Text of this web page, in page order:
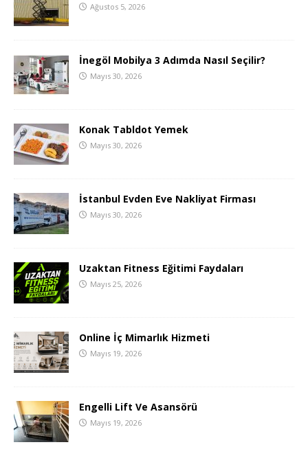
Ağustos 5, 2026
İnegöl Mobilya 3 Adımda Nasıl Seçilir?
Mayıs 30, 2026
Konak Tabldot Yemek
Mayıs 30, 2026
İstanbul Evden Eve Nakliyat Firması
Mayıs 30, 2026
Uzaktan Fitness Eğitimi Faydaları
Mayıs 25, 2026
Online İç Mimarlık Hizmeti
Mayıs 19, 2026
Engelli Lift Ve Asansörü
Mayıs 19, 2026